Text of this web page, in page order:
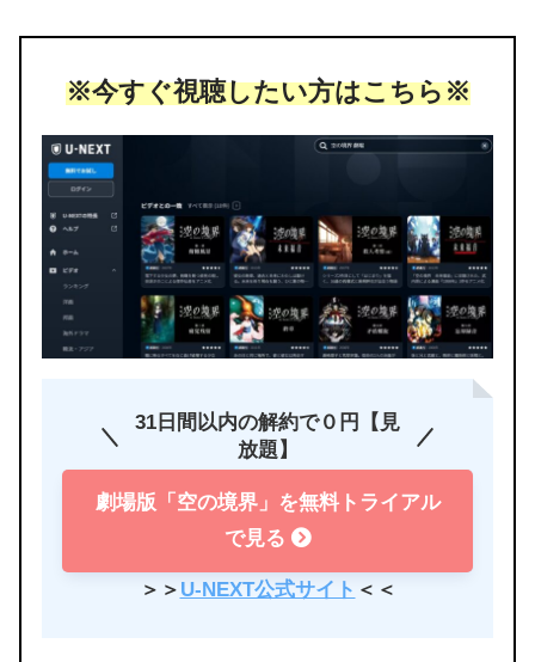
※今すぐ視聴したい方はこちら※
31日間以内の解約で０円【見
放題】
劇場版「空の境界」を無料トライアル
で見る
＞＞ U-NEXT公式サイト ＜＜